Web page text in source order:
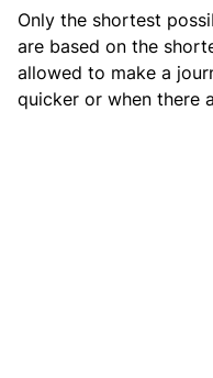
Only the shortest
are based on the
allowed to make a
quicker or when there